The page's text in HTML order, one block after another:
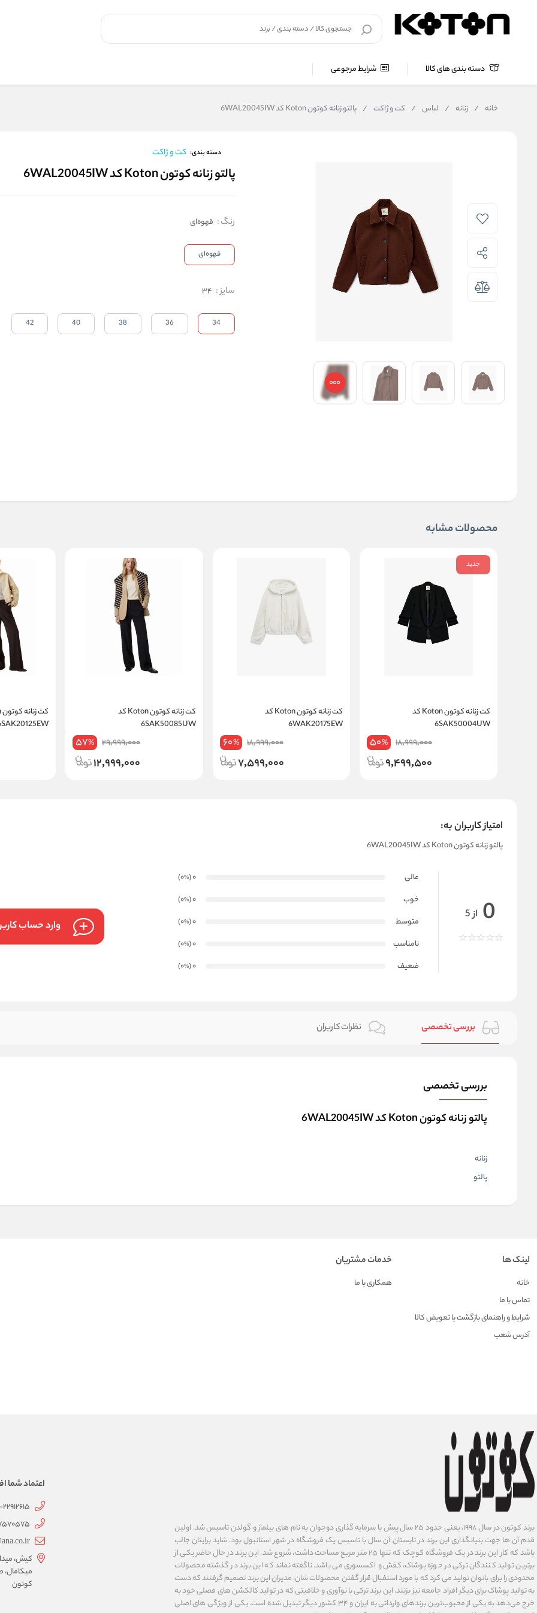
دسته بندی های کالا شرایط مرجوعی
خانه / زنانه / لباس / کت و ژاکت / پالتو زنانه کوتون Koton کد 6WAL20045IW
دسته بندی: کت و ژاکت
پالتو زنانه کوتون Koton کد 6WAL20045IW
رنگ: قهوه‌ای
قهوه‌ای
سایز:
34
34
36
38
40
42
محصولات مشابه
جدید
کت زنانه کوتون Koton کد
6SAK50004UW
18,999,000
50%
9,499,500
کت زنانه کوتون Koton کد
6WAK20175EW
18,999,000
60%
7,599,000
کت زنانه کوتون Koton کد
6SAK50085UW
29,999,000
57%
12,999,000
6SAK20125EW
امتیاز کاربران به:
پالتو زنانه کوتون Koton کد 6WAL20045IW
0 از 5
عالی 0
(0
%
)
خوب
0
(0
%
)
متوسط
0
(0
%
)
نامناسب
0
(0
%
)
ضعیف
0
(0
%
)
وارد حساب
بررسی تخصصی نظرات کاربران
بررسی تخصصی
پالتو زنانه کوتون Koton کد 6WAL20045IW
زنانه
پالتو
لینک ها
خانه
تماس با ما
شرایط و راهنمای بازگشت یا تعویض کالا
آدرس شعب
خدمات مشتریان
همکاری با ما
برند کوتون در سال ۱۹۹۸، یعنی حدود ۲۵ سال پیش با سرمایه گذاری دوجوان به نام های ییلماز و گولدن تاسیس شد. اولین
قدم آن ها جهت بنیانگذاری این برند در تابستان آن سال با تاسیس یک فروشگاه در شهر استانبول بود. شاید برایتان جالب
باشد که کار این برند در یک فروشگاه کوچک که تنها ۲۵ متر مربع مساحت داشت، شروع شد. این برند در حال حاضر یکی از
برترین تولید کنندگان ترکی در حوزه پوشاک، کفش و اکسسوری می باشد. ناگفته نماند که این برند در گذشته محصولات
محدودی را برای بانوان تولید می کرد که با مورد استفبال قرار گفتن محصولات شان، مدیران این برند تصمیم گرفتند که دست
به تولید پوشاک برای دیگر افراد جامعه نیز بزنند. این برند ترکی با نوآوری ‌و خلاقیتی که در تولید کالکشن های فصلی خود به
خرج می‌دهد به یکی از محبوب‌ترین برندهای وارداتی به ایران و ۳۴ کشور دیگر تبدیل شده‌ است. یکی از ویژگی های اصلی
اعتماد شما
22912615
کیش،
کوتون